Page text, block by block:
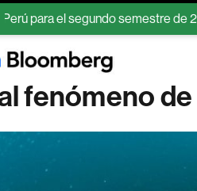
segundo semestre de 2026,
fenómeno